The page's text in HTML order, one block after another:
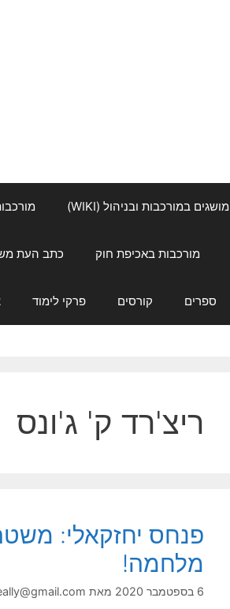
מושגים במורכבות ובניהול (WIKI)
מורכבות באכיפת חוק כתב העת
ספרים קורסים פרקי לימוד
ריצ'רד ק' ג'ונס
פנחס יחזקאלי:
מלחמה!
6 בספטמבר 2020 מאת